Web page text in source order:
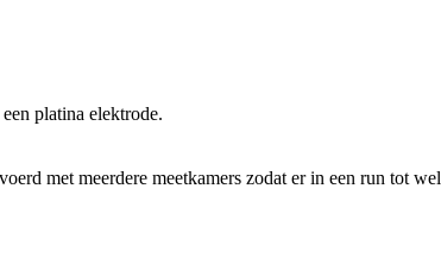
platina elektrode.
met meerdere meetkamers zodat er in een run tot wel